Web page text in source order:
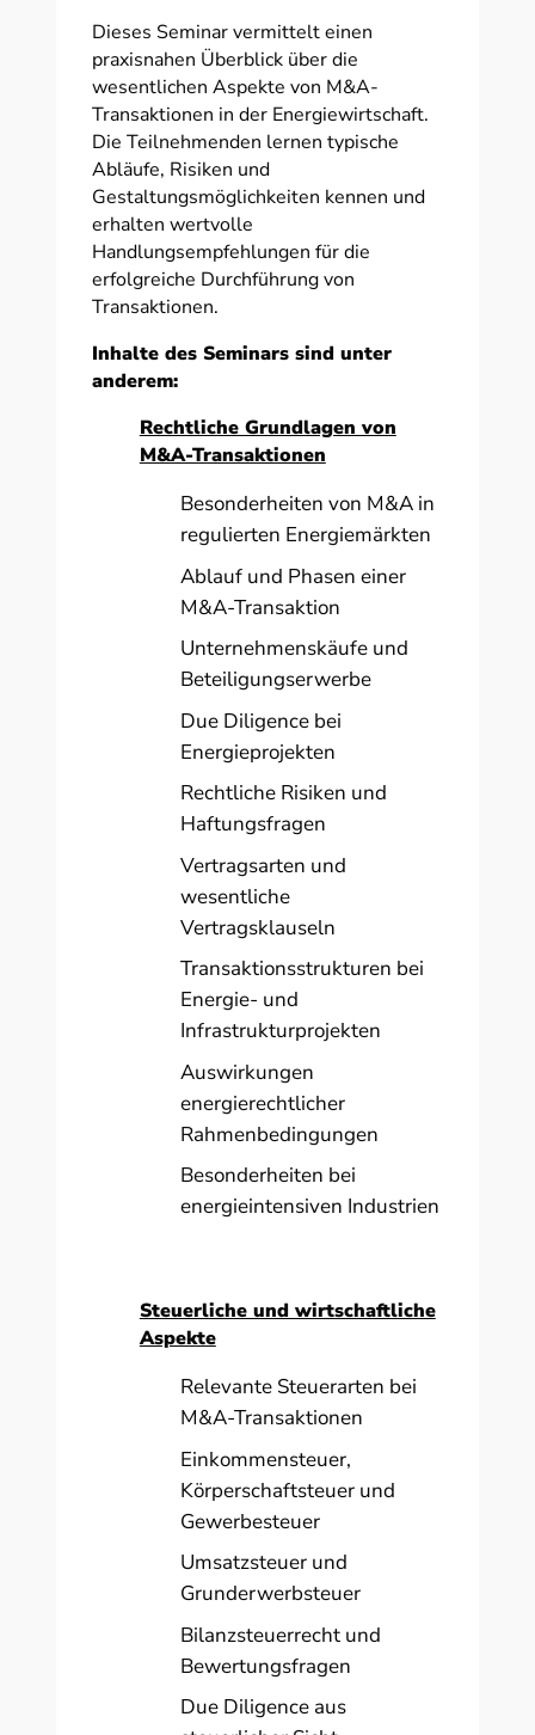
Dieses Seminar vermittelt einen
praxisnahen Überblick über die
wesentlichen Aspekte von M&A-
Transaktionen in der Energiewirtschaft.
Die Teilnehmenden lernen typische
Abläufe, Risiken und
Gestaltungsmöglichkeiten kennen und
erhalten wertvolle
Handlungsempfehlungen für die
erfolgreiche Durchführung von
Transaktionen.
Inhalte des Seminars sind unter
anderem:
Rechtliche Grundlagen von
M&A-Transaktionen
Besonderheiten von M&A in
regulierten Energiemärkten
Ablauf und Phasen einer
M&A-Transaktion
Unternehmenskäufe und
Beteiligungserwerbe
Due Diligence bei
Energieprojekten
Rechtliche Risiken und
Haftungsfragen
Vertragsarten und
wesentliche
Vertragsklauseln
Transaktionsstrukturen bei
Energie- und
Infrastrukturprojekten
Auswirkungen
energierechtlicher
Rahmenbedingungen
Besonderheiten bei
energieintensiven Industrien
Steuerliche und wirtschaftliche
Aspekte
Relevante Steuerarten bei
M&A-Transaktionen
Einkommensteuer,
Körperschaftsteuer und
Gewerbesteuer
Umsatzsteuer und
Grunderwerbsteuer
Bilanzsteuerrecht und
Bewertungsfragen
Due Diligence aus